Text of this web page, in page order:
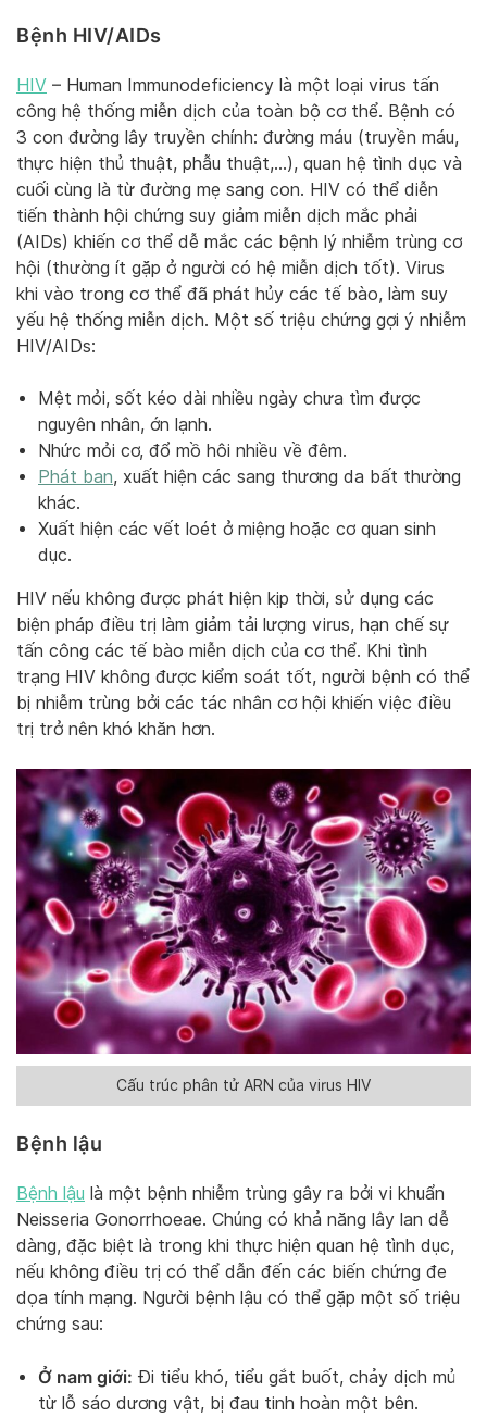
Bệnh HIV/AIDs
HIV – Human Immunodeficiency là một loại virus tấn
công hệ thống miễn dịch của toàn bộ cơ thể. Bệnh có
3 con đường lây truyền chính: đường máu (truyền máu,
thực hiện thủ thuật, phẫu thuật,…), quan hệ tình dục và
cuối cùng là từ đường mẹ sang con. HIV có thể diễn
tiến thành hội chứng suy giảm miễn dịch mắc phải
(AIDs) khiến cơ thể dễ mắc các bệnh lý nhiễm trùng cơ
hội (thường ít gặp ở người có hệ miễn dịch tốt). Virus
khi vào trong cơ thể đã phát hủy các tế bào, làm suy
yếu hệ thống miễn dịch. Một số triệu chứng gợi ý nhiễm
HIV/AIDs:
Mệt mỏi, sốt kéo dài nhiều ngày chưa tìm được
nguyên nhân, ớn lạnh.
Nhức mỏi cơ, đổ mồ hôi nhiều về đêm.
Phát ban, xuất hiện các sang thương da bất thường
khác.
Xuất hiện các vết loét ở miệng hoặc cơ quan sinh
dục.
HIV nếu không được phát hiện kịp thời, sử dụng các
biện pháp điều trị làm giảm tải lượng virus, hạn chế sự
tấn công các tế bào miễn dịch của cơ thể. Khi tình
trạng HIV không được kiểm soát tốt, người bệnh có thể
bị nhiễm trùng bởi các tác nhân cơ hội khiến việc điều
trị trở nên khó khăn hơn.
Cấu trúc phân tử ARN của virus HIV
Bệnh lậu
Bệnh lậu là một bệnh nhiễm trùng gây ra bởi vi khuẩn
Neisseria Gonorrhoeae. Chúng có khả năng lây lan dễ
dàng, đặc biệt là trong khi thực hiện quan hệ tình dục,
nếu không điều trị có thể dẫn đến các biến chứng đe
dọa tính mạng. Người bệnh lậu có thể gặp một số triệu
chứng sau:
Ở nam giới: Đi tiểu khó, tiểu gắt buốt, chảy dịch mủ
từ lỗ sáo dương vật, bị đau tinh hoàn một bên.